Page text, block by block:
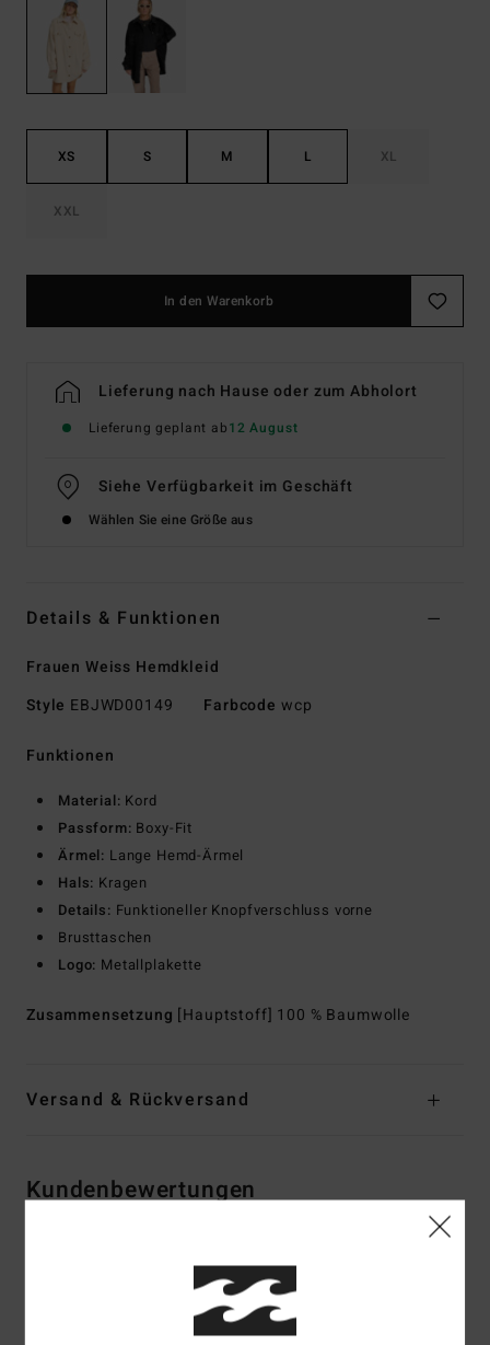
XS S M L XL
XXL
In den Warenkorb
Lieferung nach Hause oder zum Abholort
Lieferung geplant ab12 August
Siehe Verfügbarkeit im Geschäft
Wählen Sie eine Größe aus
Details & Funktionen
Frauen Weiss Hemdkleid
Style EBJWD00149 Farbcode wcp
Funktionen
Material: Kord
Passform: Boxy-Fit
Ärmel: Lange Hemd-Ärmel
Hals: Kragen
Details: Funktioneller Knopfverschluss vorne
Brusttaschen
Logo: Metallplakette
Zusammensetzung [Hauptstoff] 100 % Baumwolle
Versand & Rückversand
Kundenbewertungen
Durchschnittliche Bewertung
5.0/5